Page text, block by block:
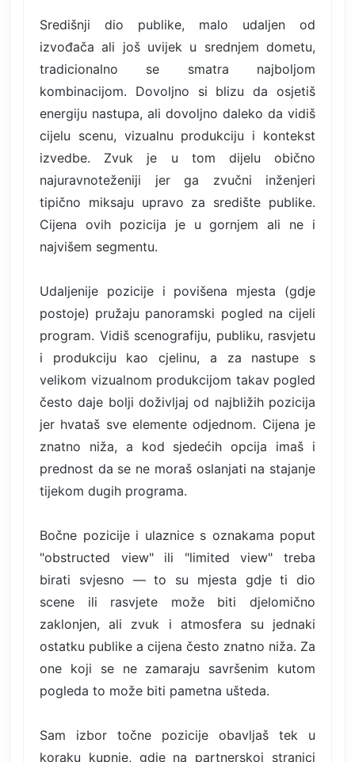
Središnji dio publike, malo udaljen od
izvođača ali još uvijek u srednjem dometu,
tradicionalno se smatra najboljom
kombinacijom. Dovoljno si blizu da osjetiš
energiju nastupa, ali dovoljno daleko da vidiš
cijelu scenu, vizualnu produkciju i kontekst
izvedbe. Zvuk je u tom dijelu obično
najuravnoteženiji jer ga zvučni inženjeri
tipično miksaju upravo za središte publike.
Cijena ovih pozicija je u gornjem ali ne i
najvišem segmentu.
Udaljenije pozicije i povišena mjesta (gdje
postoje) pružaju panoramski pogled na cijeli
program. Vidiš scenografiju, publiku, rasvjetu
i produkciju kao cjelinu, a za nastupe s
velikom vizualnom produkcijom takav pogled
često daje bolji doživljaj od najbližih pozicija
jer hvataš sve elemente odjednom. Cijena je
znatno niža, a kod sjedećih opcija imaš i
prednost da se ne moraš oslanjati na stajanje
tijekom dugih programa.
Bočne pozicije i ulaznice s oznakama poput
"obstructed view" ili "limited view" treba
birati svjesno — to su mjesta gdje ti dio
scene ili rasvjete može biti djelomično
zaklonjen, ali zvuk i atmosfera su jednaki
ostatku publike a cijena često znatno niža. Za
one koji se ne zamaraju savršenim kutom
pogleda to može biti pametna ušteda.
Sam izbor točne pozicije obavljaš tek u
koraku kupnje, gdje na partnerskoj stranici